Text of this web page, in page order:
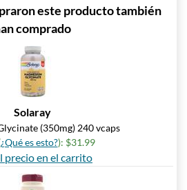
este producto también
comprado
Solaray
(350mg) 240 vcaps
¿Qué es esto?): $31.99
precio en el carrito